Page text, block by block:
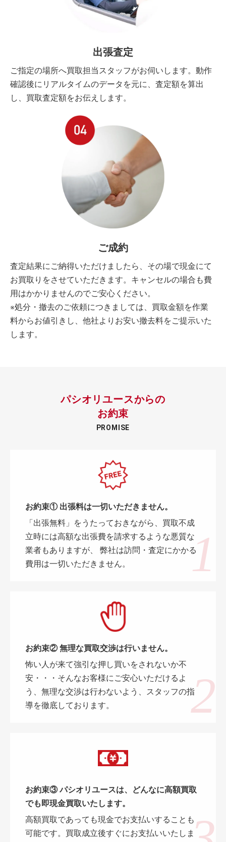
出張査定
ご指定の場所へ買取担当スタッフがお伺いします。動作
確認後にリアルタイムのデータを元に、査定額を算出
し、買取査定額をお伝えします。
ご成約
査定結果にご納得いただけましたら、その場で現金にて
お買取りをさせていただきます。キャンセルの場合も費
用はかかりませんのでご安心ください。
※処分・撤去のご依頼につきましては、買取金額を作業
料からお値引きし、他社よりお安い撤去料をご提示いた
します。
パシオリユースからの
お約束
PROMISE
お約束① 出張料は一切いただきません。
「出張無料」をうたっておきながら、買取不成
立時には高額な出張費を請求するような悪質な
業者もありますが、 弊社は訪問・査定にかかる
費用は一切いただきません。
お約束② 無理な買取交渉は行いません。
怖い人が来て強引な押し買いをされないか不
安・・・そんなお客様にご安心いただけるよ
う、無理な交渉は行わないよう、スタッフの指
導を徹底しております。
お約束③ パシオリユースは、どんなに高額買取
でも即現金買取いたします。
高額買取であっても現金でお支払いすることも
可能です。買取成立後すぐにお支払いいたしま